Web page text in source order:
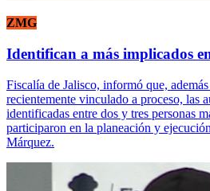
ZMG
Identifican a más implicados
Fiscalía de Jalisco, informó que,
recientemente vinculado a proceso, las
identificadas entre dos y tres personas
participaron en la planeación y
Márquez.